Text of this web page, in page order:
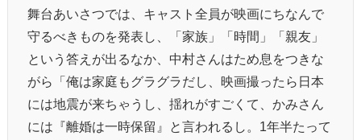
舞台あいさつでは、キャスト全員が映画にちなんで
守るべきものを発表し、「家族」「時間」「親友」
という答えが出るなか、中村さんはため息をつきな
がら「俺は家庭もグラグラだし、映画撮ったら日本
には地震が来ちゃうし、揺れがすごくて、かみさん
には『離婚は一時保留』と言われるし。1年半たって